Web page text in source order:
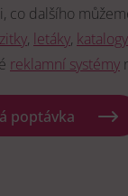
co dalšího
, letáky, katalogy
reklamní systémy
poptávka